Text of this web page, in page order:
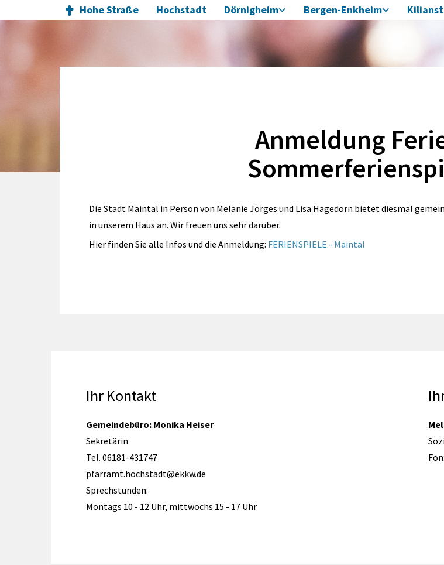
Hohe Straße Hochstadt Dörnigheim Bergen-Enkheim
Anmeldung
Die Stadt Maintal in Person von Melanie Jörges und Lisa Hagedorn bietet diesmal
in unserem Haus an. Wir freuen uns sehr darüber.
Hier finden Sie alle Infos und die Anmeldung: FERIENSPIELE - Maintal
Ihr Kontakt
Gemeindebüro: Monika Heiser
Sekretärin
Tel. 06181-431747
pfarramt.hochstadt@ekkw.de
Sprechstunden:
Montags 10 - 12 Uhr, mittwochs 15 - 17 Uhr